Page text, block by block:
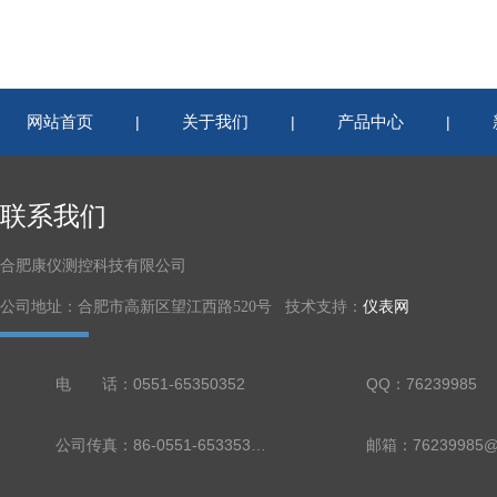
网站首页 | 关于我们 | 产品中心 |
联系我们
合肥康仪测控科技有限公司
公司地址：合肥市高新区望江西路520号 技术支持： 仪表网
电 话：0551-65350352 QQ：76239985
邮箱：